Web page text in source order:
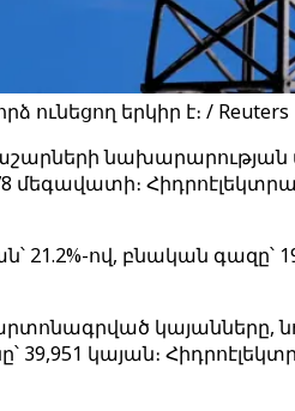
ունեցող երկիր է։ / Reuters
նախարարության
մեգավատի։
ով, բնական գազը՝
կայանները,
կայան։